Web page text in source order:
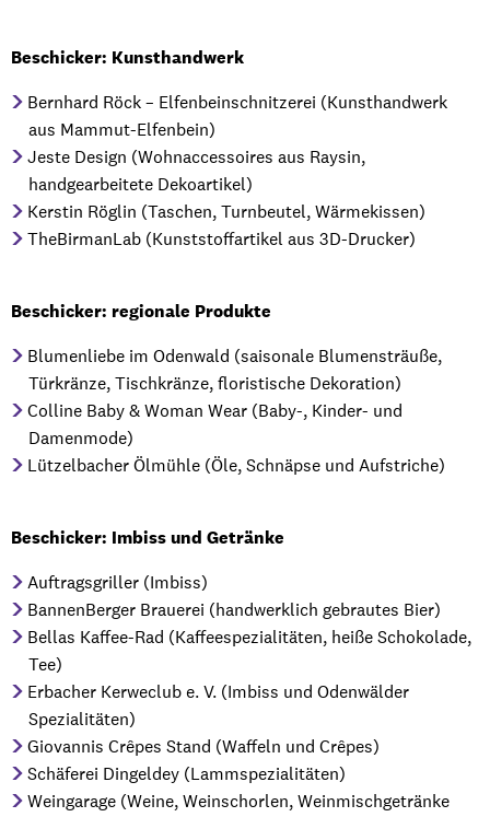
Beschicker: Kunsthandwerk
Bernhard Röck – Elfenbeinschnitzerei (Kunsthandwerk
aus Mammut-Elfenbein)
Jeste Design (Wohnaccessoires aus Raysin,
handgearbeitete Dekoartikel)
Kerstin Röglin (Taschen, Turnbeutel, Wärmekissen)
TheBirmanLab (Kunststoffartikel aus 3D-Drucker)
Beschicker: regionale Produkte
Blumenliebe im Odenwald (saisonale Blumensträuße,
Türkränze, Tischkränze, floristische Dekoration)
Colline Baby & Woman Wear (Baby-, Kinder- und
Damenmode)
Lützelbacher Ölmühle (Öle, Schnäpse und Aufstriche)
Beschicker: Imbiss und Getränke
Auftragsgriller (Imbiss)
BannenBerger Brauerei (handwerklich gebrautes Bier)
Bellas Kaffee-Rad (Kaffeespezialitäten, heiße Schokolade,
Tee)
Erbacher Kerweclub e. V. (Imbiss und Odenwälder
Spezialitäten)
Giovannis Crêpes Stand (Waffeln und Crêpes)
Schäferei Dingeldey (Lammspezialitäten)
Weingarage (Weine, Weinschorlen, Weinmischgetränke